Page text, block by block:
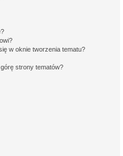
w oknie tworzenia tematu?
strony tematów?